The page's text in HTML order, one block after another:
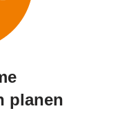
planen